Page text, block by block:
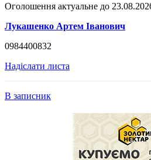
Оголошення актуальне до
Лукашенко Артем Іванович
0984400832
Надіслати листа
В записник